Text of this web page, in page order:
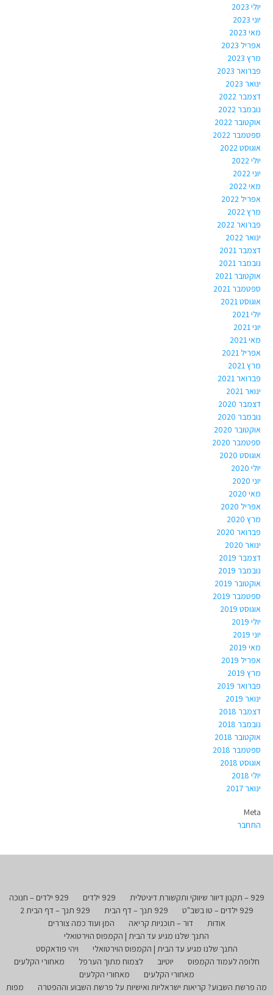
יולי 2023
יוני 2023
מאי 2023
אפריל 2023
מרץ 2023
פברואר 2023
ינואר 2023
דצמבר 2022
נובמבר 2022
אוקטובר 2022
ספטמבר 2022
אוגוסט 2022
יולי 2022
יוני 2022
מאי 2022
אפריל 2022
מרץ 2022
פברואר 2022
ינואר 2022
דצמבר 2021
נובמבר 2021
אוקטובר 2021
ספטמבר 2021
אוגוסט 2021
יולי 2021
יוני 2021
מאי 2021
אפריל 2021
מרץ 2021
פברואר 2021
ינואר 2021
דצמבר 2020
נובמבר 2020
אוקטובר 2020
ספטמבר 2020
אוגוסט 2020
יולי 2020
יוני 2020
מאי 2020
אפריל 2020
מרץ 2020
פברואר 2020
ינואר 2020
דצמבר 2019
נובמבר 2019
אוקטובר 2019
ספטמבר 2019
אוגוסט 2019
יולי 2019
יוני 2019
מאי 2019
אפריל 2019
מרץ 2019
פברואר 2019
ינואר 2019
דצמבר 2018
נובמבר 2018
אוקטובר 2018
ספטמבר 2018
אוגוסט 2018
יולי 2018
ינואר 2017
Meta
התחבר
929 – תקנון דיוור שיווקי ותקשורת דיגיטלית 929 ילדים
929 ילדים – חנוכה
929 ילדים – טו בשב"ט
929 תנך – דף הבית
929 תנך – דף הבית 2
אודות
דור – תוכניות קריאה
המן ועוד כמה צוררים
התנך שלנו מגיע עד הבית | הקמפוס הוירטואלי
התנך שלנו מגיע עד הבית | הקמפוס הוירטואלי
ויהי פודאקסט
חלופה לעמוד הקמפוס
יוטיוב לצמוח מתוך הערפל
מאחורי הקלעים
מאחורי הקלעים
מאחורי הקלעים
מה פרשת השבוע? קריאות ישראליות ואישיות על פרשת השבוע וההפטרה
מפות